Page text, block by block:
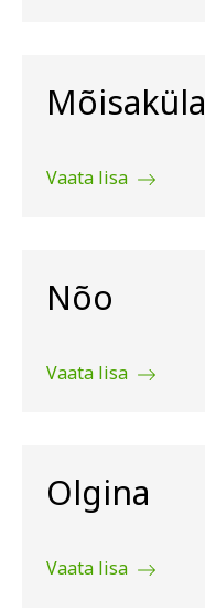
Mõisaküla
Vaata lisa
Nõo
Vaata lisa
Olgina
Vaata lisa